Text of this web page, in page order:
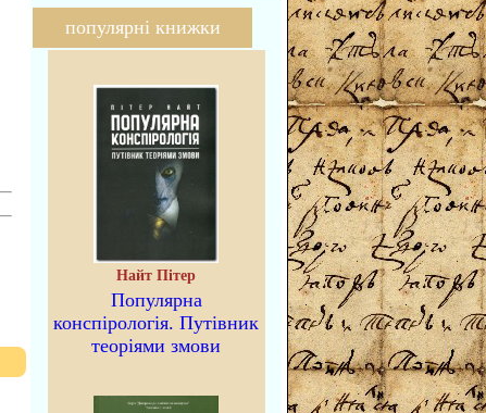
популярні книжки
Найт Пітер
Популярна
конспірологія. Путівник
теоріями змови